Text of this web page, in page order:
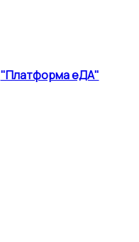
"Платформа еДА"